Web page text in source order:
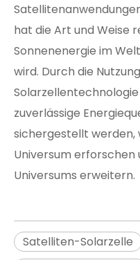
hat die Art und Weise
Sonnenenergie im
wird. Durch die
zuverlässige
sichergestellt werden,
Universum erforschen
Universums erweitern.
Satelliten-Solarzelle